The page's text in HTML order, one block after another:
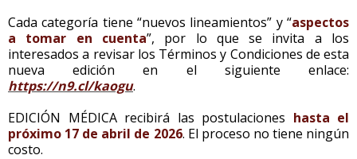
Cada categoría tiene “nuevos lineamientos” y “aspectos
a tomar en cuenta”, por lo que se invita a los
interesados a revisar los Términos y Condiciones de esta
nueva edición en el siguiente enlace:
https://n9.cl/kaogu.
EDICIÓN MÉDICA recibirá las postulaciones hasta el
próximo 17 de abril de 2026. El proceso no tiene ningún
costo.